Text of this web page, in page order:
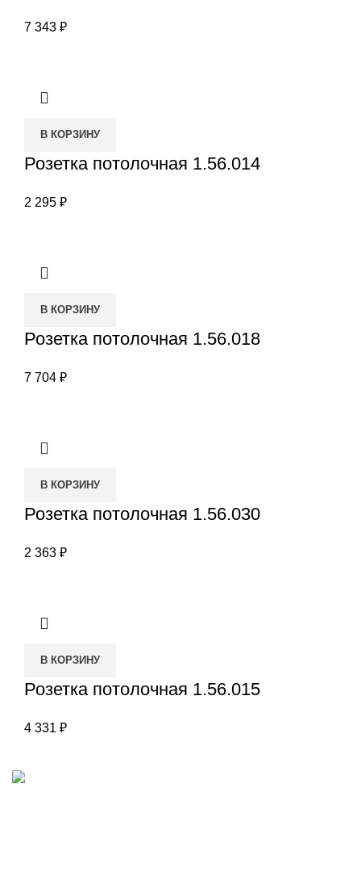
7 343 ₽
В КОРЗИНУ
Розетка потолочная 1.56.014
2 295 ₽
В КОРЗИНУ
Розетка потолочная 1.56.018
7 704 ₽
В КОРЗИНУ
Розетка потолочная 1.56.030
2 363 ₽
В КОРЗИНУ
Розетка потолочная 1.56.015
4 331 ₽